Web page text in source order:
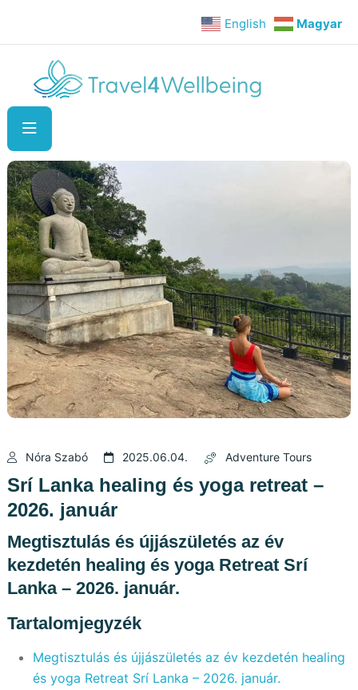
English Magyar
Nóra Szabó 2025.06.04. Adventure Tours
Srí Lanka healing és yoga retreat –
2026. január
Megtisztulás és újjászületés az év
kezdetén healing és yoga Retreat Srí
Lanka – 2026. január.
Tartalomjegyzék
Megtisztulás és újjászületés az év kezdetén healing
és yoga Retreat Srí Lanka – 2026. január.